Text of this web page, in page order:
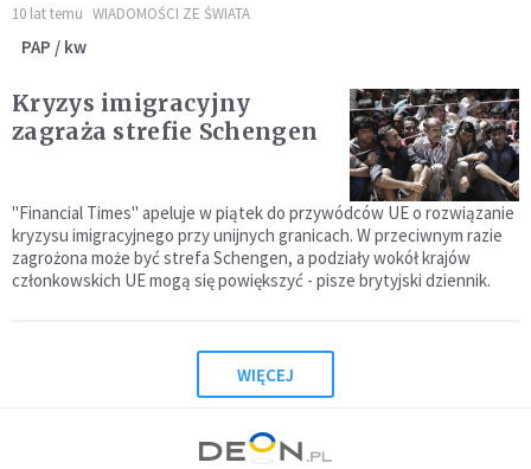
10 lat temu WIADOMOŚCI ZE ŚWIATA
PAP / kw
Kryzys imigracyjny
zagraża strefie Schengen
"Financial Times" apeluje w piątek do przywódców UE o rozwiązanie
kryzysu imigracyjnego przy unijnych granicach. W przeciwnym razie
zagrożona może być strefa Schengen, a podziały wokół krajów
członkowskich UE mogą się powiększyć - pisze brytyjski dziennik.
WIĘCEJ